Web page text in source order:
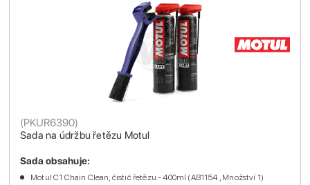
Sada na údržbu řetězu Motul
(PKUR6390)
Sada obsahuje:
Motul C1 Chain Clean, čistič řetězu - 400ml (AB1154 , Množství 1)